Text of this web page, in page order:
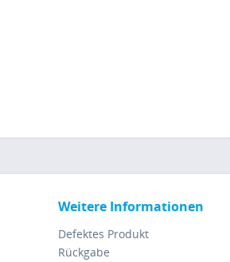
Weitere Informationen
Defektes Produkt
Rückgabe